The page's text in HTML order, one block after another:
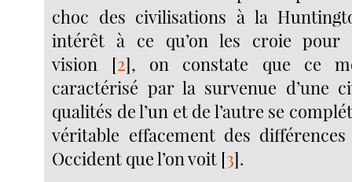
choc des civilisations à la
intérêt à ce qu’on les croie pour
vision [2], on constate que ce
caractérisé par la survenue d’une
qualités de l’un et de l’autre se
véritable effacement des
Occident que l’on voit [3].